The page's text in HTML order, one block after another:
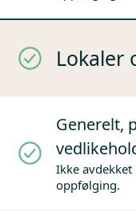
Lokaler
Generelt,
Ikke
oppfølging.